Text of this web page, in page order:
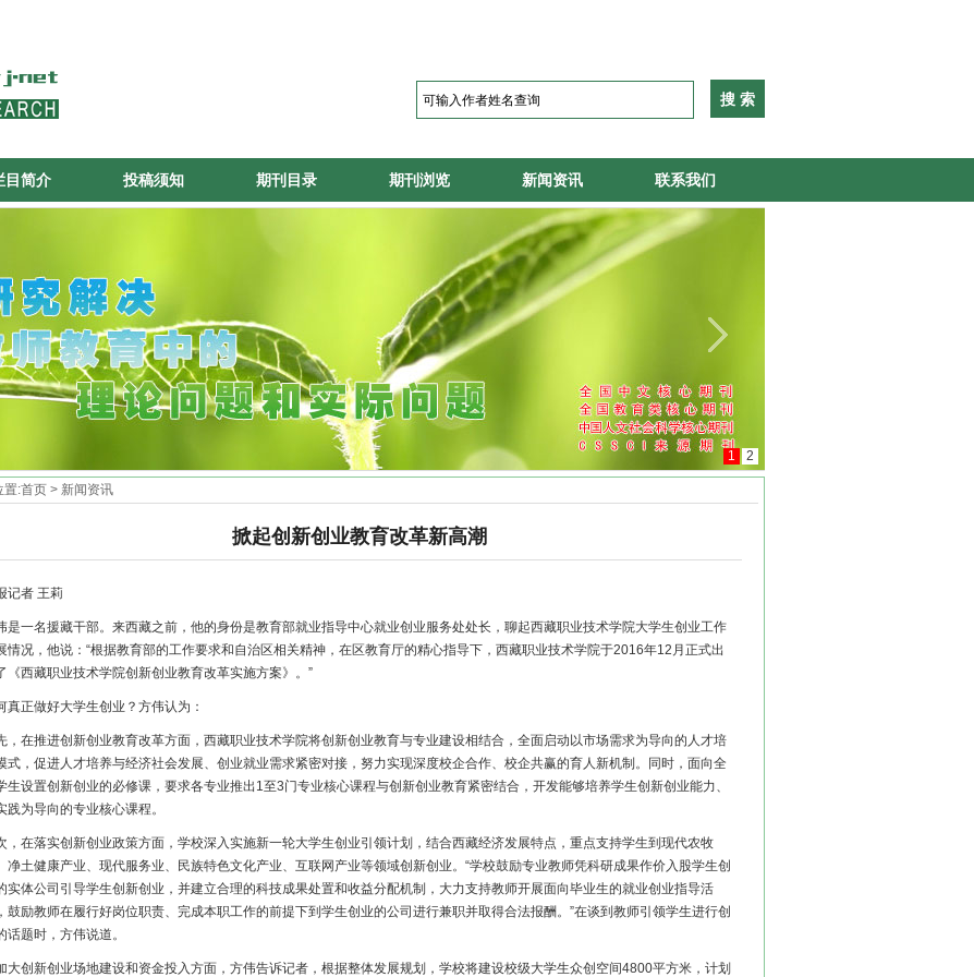
目简介 投稿须知 期刊目录 期刊浏览 新闻资讯 联系我们
1 2
置:首页 > 新闻资讯
掀起创新创业教育改革新高潮
记者 王莉
是一名援藏干部。来西藏之前，他的身份是教育部就业指导中心就业创业服务处处长，聊起西藏职业技术学院大学生创业工作
情况，他说：“根据教育部的工作要求和自治区相关精神，在区教育厅的精心指导下，西藏职业技术学院于2016年12月正式出
《西藏职业技术学院创新创业教育改革实施方案》。”
真正做好大学生创业？方伟认为：
，在推进创新创业教育改革方面，西藏职业技术学院将创新创业教育与专业建设相结合，全面启动以市场需求为导向的人才培
式，促进人才培养与经济社会发展、创业就业需求紧密对接，努力实现深度校企合作、校企共赢的育人新机制。同时，面向全
生设置创新创业的必修课，要求各专业推出1至3门专业核心课程与创新创业教育紧密结合，开发能够培养学生创新创业能力、
践为导向的专业核心课程。
，在落实创新创业政策方面，学校深入实施新一轮大学生创业引领计划，结合西藏经济发展特点，重点支持学生到现代农牧
净土健康产业、现代服务业、民族特色文化产业、互联网产业等领域创新创业。“学校鼓励专业教师凭科研成果作价入股学生创
实体公司引导学生创新创业，并建立合理的科技成果处置和收益分配机制，大力支持教师开展面向毕业生的就业创业指导活
鼓励教师在履行好岗位职责、完成本职工作的前提下到学生创业的公司进行兼职并取得合法报酬。”在谈到教师引领学生进行创
话题时，方伟说道。
大创新创业场地建设和资金投入方面，方伟告诉记者，根据整体发展规划，学校将建设校级大学生众创空间4800平方米，计划